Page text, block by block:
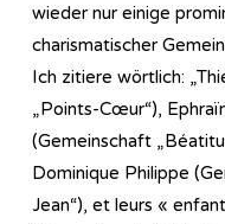
wieder nur einige
charismatischer
Ich zitiere wörtlich:
„Points-Cœur“),
(Gemeinschaft
Dominique Philippe
Jean“), et leurs «